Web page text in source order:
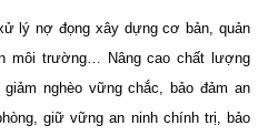
lý nợ đọng xây dựng cơ bản, quản
môi trường… Nâng cao chất lượng
nghèo vững chắc, bảo đảm an
giữ vững an ninh chính trị, bảo